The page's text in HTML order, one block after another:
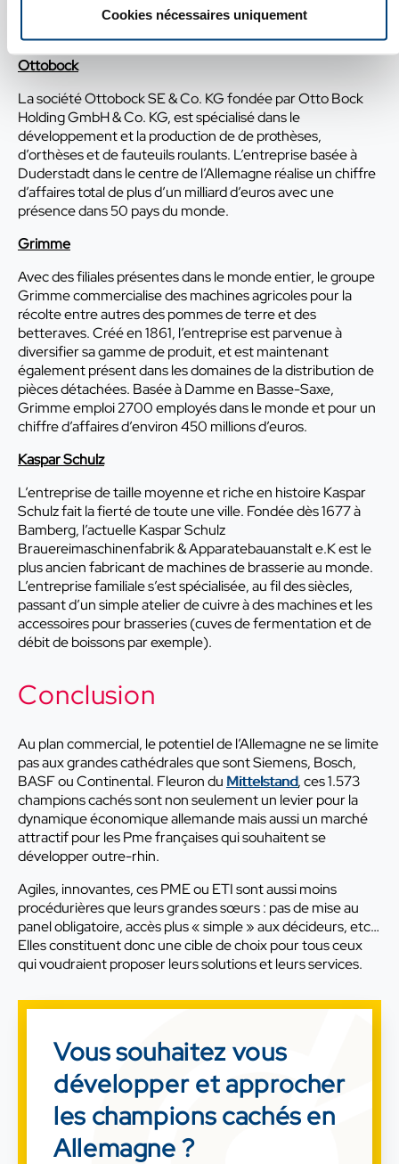
Cookies nécessaires uniquement
anglais. Cette entreprise du Nord de l’Allemagne gère une
Ottobock
La société Ottobock SE & Co. KG fondée par Otto Bock
Holding GmbH & Co. KG, est spécialisé dans le
développement et la production de de prothèses,
d’orthèses et de fauteuils roulants. L’entreprise basée à
Duderstadt dans le centre de l’Allemagne réalise un chiffre
d’affaires total de plus d’un milliard d’euros avec une
présence dans 50 pays du monde.
Grimme
Avec des filiales présentes dans le monde entier, le groupe
Grimme commercialise des machines agricoles pour la
récolte entre autres des pommes de terre et des
betteraves. Créé en 1861, l’entreprise est parvenue à
diversifier sa gamme de produit, et est maintenant
également présent dans les domaines de la distribution de
pièces détachées. Basée à Damme en Basse-Saxe,
Grimme emploi 2700 employés dans le monde et pour un
chiffre d’affaires d’environ 450 millions d’euros.
Kaspar Schulz
L’entreprise de taille moyenne et riche en histoire Kaspar
Schulz fait la fierté de toute une ville. Fondée dès 1677 à
Bamberg, l’actuelle Kaspar Schulz
Brauereimaschinenfabrik & Apparatebauanstalt e.K est le
plus ancien fabricant de machines de brasserie au monde.
L’entreprise familiale s’est spécialisée, au fil des siècles,
passant d’un simple atelier de cuivre à des machines et les
accessoires pour brasseries (cuves de fermentation et de
débit de boissons par exemple).
Conclusion
Au plan commercial, le potentiel de l’Allemagne ne se limite
pas aux grandes cathédrales que sont Siemens, Bosch,
BASF ou Continental. Fleuron du Mittelstand, ces 1.573
champions cachés sont non seulement un levier pour la
dynamique économique allemande mais aussi un marché
attractif pour les Pme françaises qui souhaitent se
développer outre-rhin.
Agiles, innovantes, ces PME ou ETI sont aussi moins
procédurières que leurs grandes sœurs : pas de mise au
panel obligatoire, accès plus « simple » aux décideurs, etc…
Elles constituent donc une cible de choix pour tous ceux
qui voudraient proposer leurs solutions et leurs services.
Vous souhaitez vous
développer et approcher
les champions cachés en
Allemagne ?